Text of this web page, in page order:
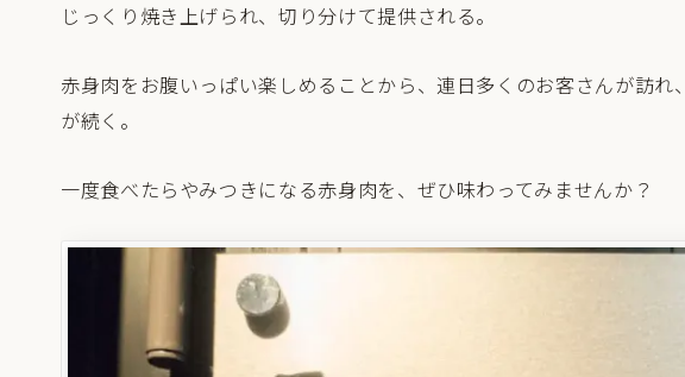
じっくり焼き上げられ、切り分けて提供される。
赤身肉をお腹いっぱい楽しめることから、連日多くのお客さんが訪れ
が続く。
一度食べたらやみつきになる赤身肉を、ぜひ味わってみませんか？